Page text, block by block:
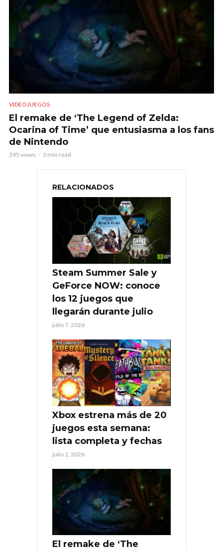
VIDEOJUEGOS
El remake de ‘The Legend of Zelda:
Ocarina of Time’ que entusiasma a los fans
de Nintendo
395 views 3 min read
RELACIONADOS
Steam Summer Sale y
GeForce NOW: conoce
los 12 juegos que
llegarán durante julio
julio 7, 2026
Xbox estrena más de 20
juegos esta semana:
lista completa y fechas
julio 1, 2026
El remake de ‘The